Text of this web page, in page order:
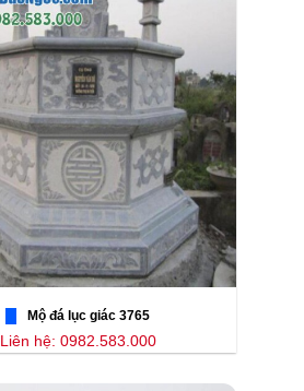
Mộ đá lục giác 3765
Liên hệ: 0982.583.000